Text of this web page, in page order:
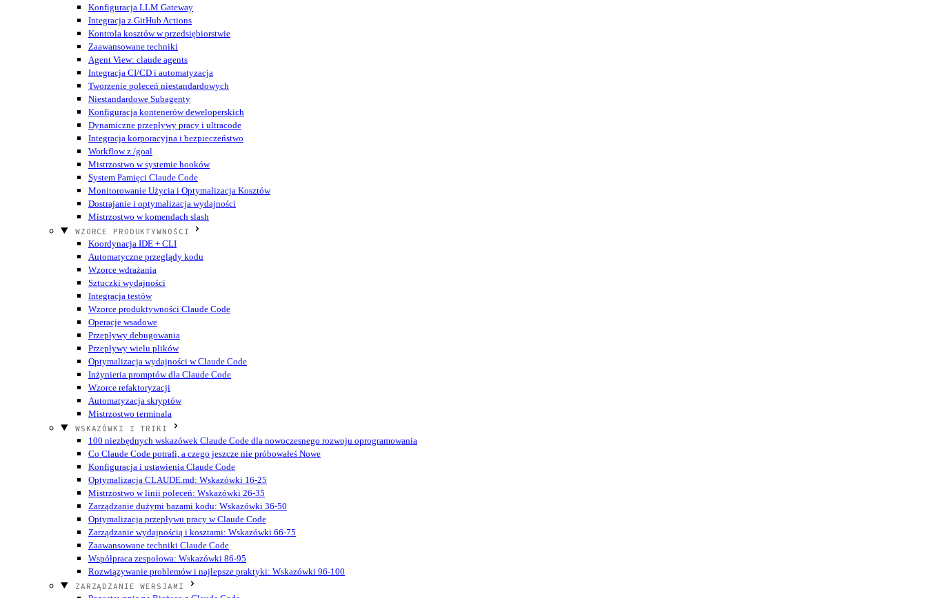
Konfiguracja LLM Gateway
Integracja z GitHub Actions
Kontrola kosztów w przedsiębiorstwie
Zaawansowane techniki
Agent View: claude agents
Integracja CI/CD i automatyzacja
Tworzenie poleceń niestandardowych
Niestandardowe Subagenty
Konfiguracja kontenerów deweloperskich
Dynamiczne przepływy pracy i ultracode
Integracja korporacyjna i bezpieczeństwo
Workflow z /goal
Mistrzostwo w systemie hooków
System Pamięci Claude Code
Monitorowanie Użycia i Optymalizacja Kosztów
Dostrajanie i optymalizacja wydajności
Mistrzostwo w komendach slash
WZORCE PRODUKTYWNOŚCI
Koordynacja IDE + CLI
Automatyczne przeglądy kodu
Wzorce wdrażania
Sztuczki wydajności
Integracja testów
Wzorce produktywności Claude Code
Operacje wsadowe
Przepływy debugowania
Przepływy wielu plików
Optymalizacja wydajności w Claude Code
Inżynieria promptów dla Claude Code
Wzorce refaktoryzacji
Automatyzacja skryptów
Mistrzostwo terminala
WSKAZÓWKI I TRIKI
100 niezbędnych wskazówek Claude Code dla nowoczesnego rozwoju oprogramowania
Co Claude Code potrafi, a czego jeszcze nie próbowałeś Nowe
Konfiguracja i ustawienia Claude Code
Optymalizacja CLAUDE.md: Wskazówki 16-25
Mistrzostwo w linii poleceń: Wskazówki 26-35
Zarządzanie dużymi bazami kodu: Wskazówki 36-50
Optymalizacja przepływu pracy w Claude Code
Zarządzanie wydajnością i kosztami: Wskazówki 66-75
Zaawansowane techniki Claude Code
Współpraca zespołowa: Wskazówki 86-95
Rozwiązywanie problemów i najlepsze praktyki: Wskazówki 96-100
ZARZĄDZANIE WERSJAMI